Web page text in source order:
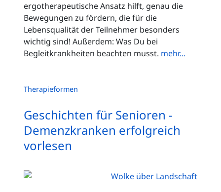
ergotherapeutische Ansatz hilft, genau die
Bewegungen zu fördern, die für die
Lebensqualität der Teilnehmer besonders
wichtig sind! Außerdem: Was Du bei
Begleitkrankheiten beachten musst. mehr...
Therapieformen
Geschichten für Senioren -
Demenzkranken erfolgreich
vorlesen